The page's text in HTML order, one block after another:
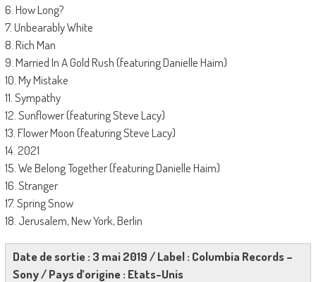
6. How Long?
7. Unbearably White
8. Rich Man
9. Married In A Gold Rush (featuring Danielle Haim)
10. My Mistake
11. Sympathy
12. Sunflower (featuring Steve Lacy)
13. Flower Moon (featuring Steve Lacy)
14. 2021
15. We Belong Together (featuring Danielle Haim)
16. Stranger
17. Spring Snow
18. Jerusalem, New York, Berlin
Date de sortie : 3 mai 2019 / Label : Columbia Records –
Sony / Pays d’origine : Etats-Unis